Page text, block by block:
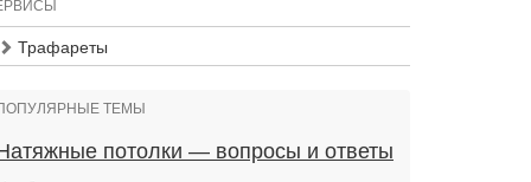
Трафареты
ТЕМЫ
потолки — вопросы и ответы